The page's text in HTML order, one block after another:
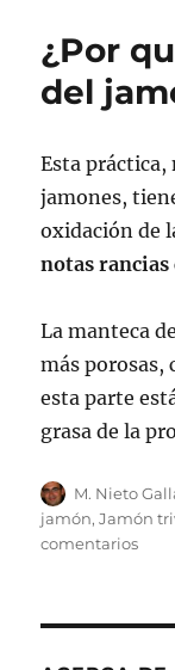
¿Por
del
Esta práctica,
jamones,
oxidación de
notas rancias
La manteca
más porosas,
esta parte
grasa de la
Autor
M. Nieto
jamón,Jamón
comentarios
se